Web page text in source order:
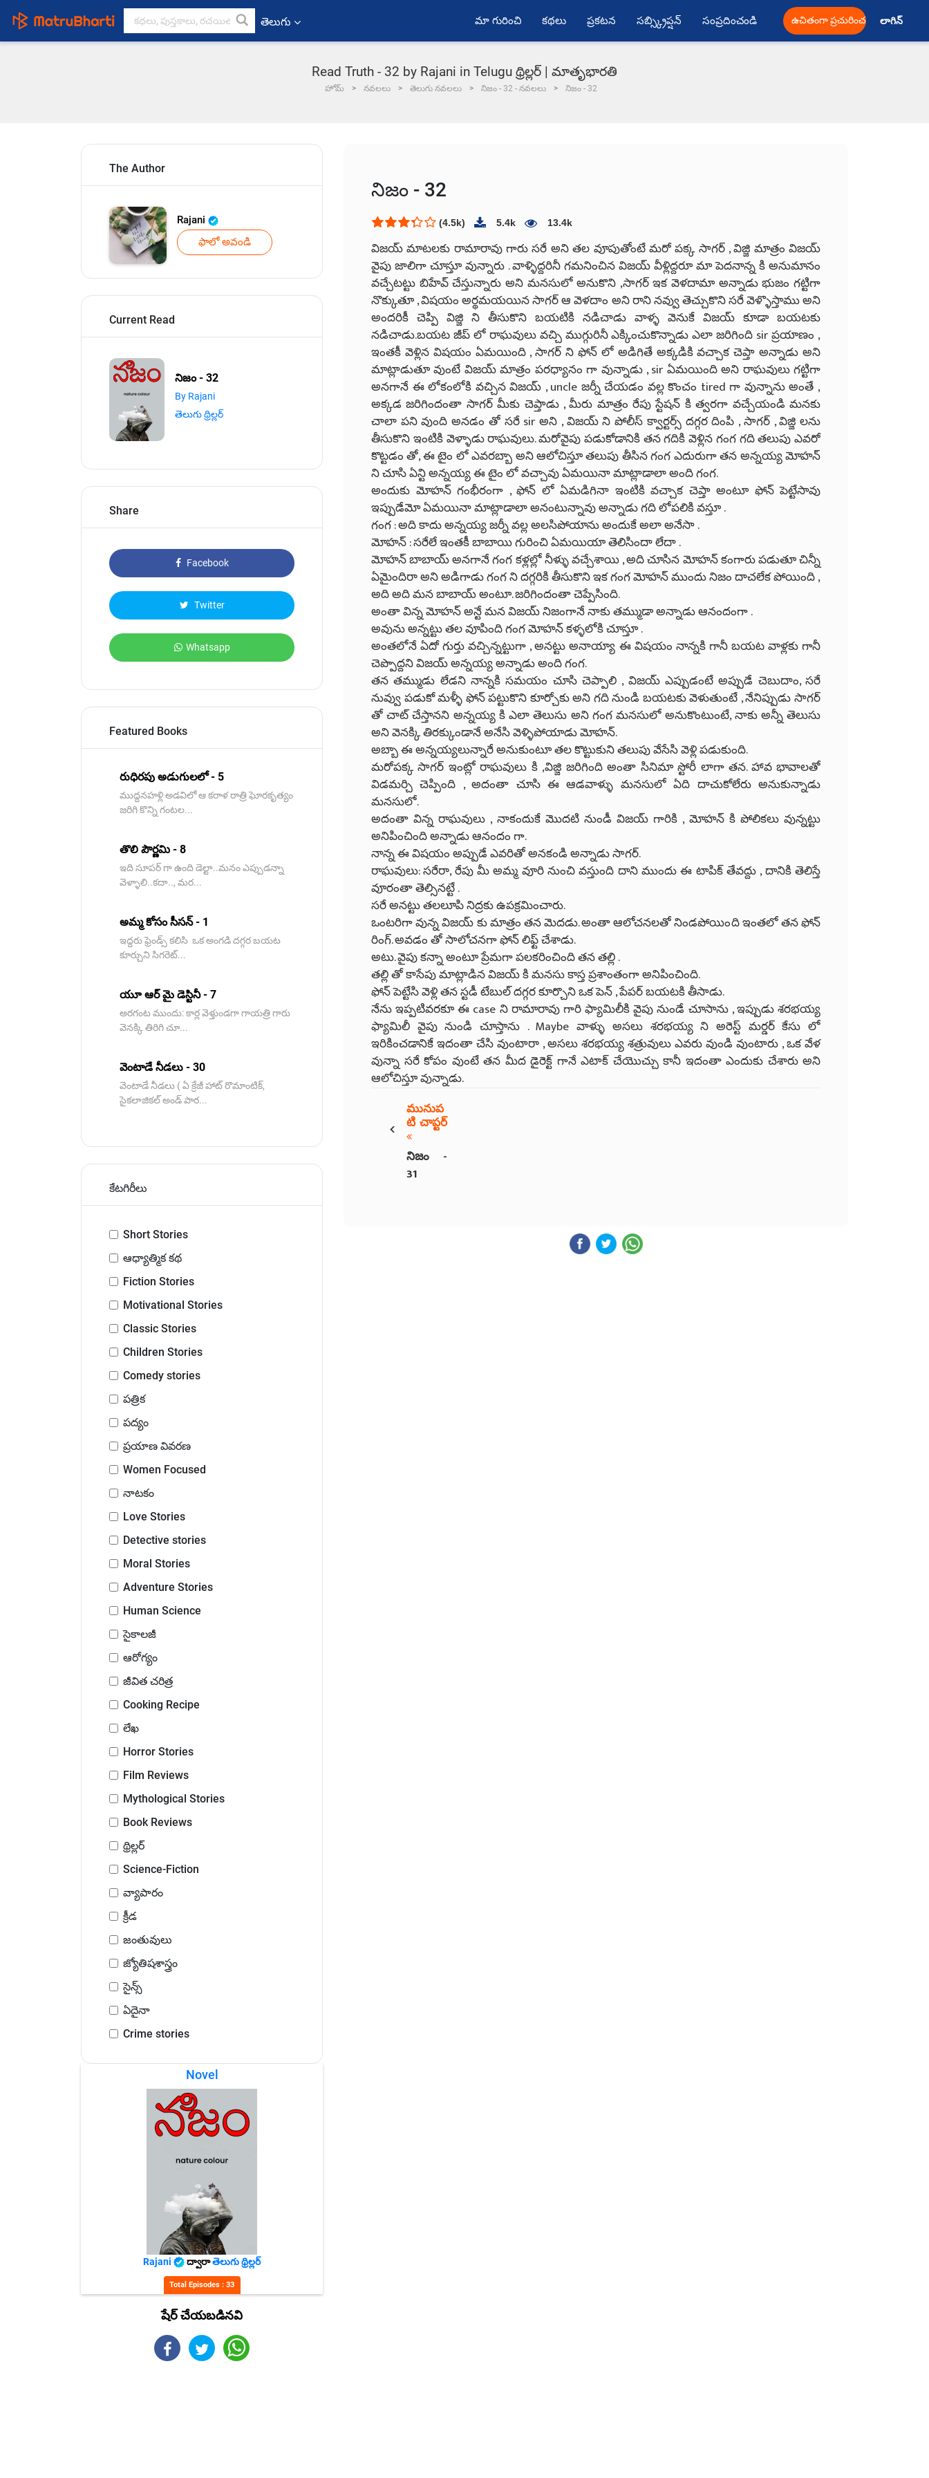
తెలుగు మా గురించి కథలు ప్రకటన సబ్స్క్రిప్షన్ సంప్రదించండి ఉచితంగా ప్రచురించండి లాగిన్
Read Truth - 32 by Rajani in Telugu థ్రిల్లర్ | మాతృభారతి
హోమ్ నవలలు తెలుగు నవలలు నిజం - 32 - నవలలు నిజం - 32
The Author
Rajani
ఫాలో అవండి
Current Read
నిజం - 32
By Rajani
తెలుగు థ్రిల్లర్
Share
Facebook
Twitter
Whatsapp
Featured Books
రుధిరపు అడుగులలో - 5
ముద్దనహళ్లి అడవిలో ఆ కరాళ రాత్రి ఘోరకృత్యం
జరిగి కొన్ని గంటల...
తొలి పౌర్ణమి - 8
ఇది సూపర్ గా ఉంది డెల్టా..మనం ఎప్పుడన్నా
వెళ్ళాలి..కదా.., మర...
అమ్మ కోసం సీసన్ - 1
ఇద్దరు ఫ్రెండ్స్ కలిసి ఒక అంగడి దగ్గర బయట
కూర్చుని సిగరెట్...
యూ ఆర్ మై డెస్టినీ - 7
అరగంట ముందు: కార్ల వెళ్తుండగా గాయత్రి గారు
వెనక్కి తిరిగి చూ...
వెంటాడే నీడలు - 30
వెంటాడే నీడలు ( ఏ క్రేజీ హాట్ రొమాంటిక్,
సైకలాజికల్ అండ్ పార...
కేటగిరీలు
Short Stories
ఆధ్యాత్మిక కథ
Fiction Stories
Motivational Stories
Classic Stories
Children Stories
Comedy stories
పత్రిక
పద్యం
ప్రయాణ వివరణ
Women Focused
నాటకం
Love Stories
Detective stories
Moral Stories
Adventure Stories
Human Science
సైకాలజీ
ఆరోగ్యం
జీవిత చరిత్ర
Cooking Recipe
లేఖ
Horror Stories
Film Reviews
Mythological Stories
Book Reviews
థ్రిల్లర్
Science-Fiction
వ్యాపారం
క్రీడ
జంతువులు
జ్యోతిషశాస్త్రం
సైన్స్
ఏదైనా
Crime stories
Novel
Rajani ద్వారాతెలుగు థ్రిల్లర్
Total Episodes : 33
షేర్ చేయబడినవి
నిజం - 32
(4.5k) 5.4k 13.4k
విజయ్ మాటలకు రామారావు గారు సరే అని తల వూపుతోంటే మరో పక్క సాగర్ , విజ్జి మాత్రం విజయ్
వైపు జాలిగా చూస్తూ వున్నారు . వాళ్ళిద్దరినీ గమనించిన విజయ్ వీళ్లిద్దరూ మా పెదనాన్న కి అనుమానం
వచ్చేటట్టు బిహేవ్ చేస్తున్నారు అని మనసులో అనుకొని ,సాగర్ ఇక వెళదామా అన్నాడు భుజం గట్టిగా
నొక్కుతూ , విషయం అర్థమయయిన సాగర్ ఆ వెళదాం అని రాని నవ్వు తెచ్చుకొని సరే వెళ్ళొస్తాము అని
అందరికీ చెప్పి విజ్జి ని తీసుకొని బయటికి నడిచాడు వాళ్ళ వెనుకే విజయ్ కూడా బయటకు
నడిచాడు.బయట జీప్ లో రాఘవులు వచ్చి ముగ్గురినీ ఎక్కించుకొన్నాడు ఎలా జరిగింది sir ప్రయాణం ,
ఇంతకీ వెళ్లిన విషయం ఏమయింది , సాగర్ ని ఫోన్ లో అడిగితే అక్కడికి వచ్చాక చెప్తా అన్నాడు అని
మాట్లాడుతూ వుంటే విజయ్ మాత్రం పరధ్యానం గా వున్నాడు , sir ఏమయింది అని రాఘవులు గట్టిగా
అనగానే ఈ లోకంలోకి వచ్చిన విజయ్ , uncle జర్నీ చేయడం వల్ల కొంచం tired గా వున్నాను అంతే ,
అక్కడ జరిగిందంతా సాగర్ మీకు చెప్తాడు , మీరు మాత్రం రేపు స్టేషన్ కి త్వరగా వచ్చేయండి మనకు
చాలా పని వుంది అనడం తో సరే sir అని , విజయ్ ని పోలీస్ క్వార్టర్స్ దగ్గర దింపి , సాగర్ , విజ్జి లను
తీసుకొని ఇంటికి వెళ్ళాడు రాఘవులు.మరోవైపు పడుకోడానికి తన గదికి వెళ్లిన గంగ గది తలుపు ఎవరో
కొట్టడం తో, ఈ టైం లో ఎవరబ్బా అని ఆలోచిస్తూ తలుపు తీసిన గంగ ఎదురుగా తన అన్నయ్య మోహన్
ని చూసి ఏన్టి అన్నయ్య ఈ టైం లో వచ్చావు ఏమయినా మాట్లాడాలా అంది గంగ.
అందుకు మోహన్ గంభీరంగా , ఫోన్ లో ఏమడిగినా ఇంటికి వచ్చాక చెప్తా అంటూ ఫోన్ పెట్టేసావు
ఇప్పుడేమో ఏమయినా మాట్లాడాలా అనంటున్నావు అన్నాడు గది లోపలికి వస్తూ .
గంగ : అది కాదు అన్నయ్య జర్నీ వల్ల అలసిపోయాను అందుకే అలా అనేసా .
మోహన్ : సరేలే ఇంతకీ బాబాయి గురించి ఏమయియా తెలిసిందా లేదా .
మోహన్ బాబాయ్ అనగానే గంగ కళ్లల్లో నీళ్ళు వచ్చేశాయి , అది చూసిన మోహన్ కంగారు పడుతూ చిన్నీ
ఏమైందిరా అని అడిగాడు గంగ ని దగ్గరికి తీసుకొని ఇక గంగ మోహన్ ముందు నిజం దాచలేక పోయింది ,
అది అది మన బాబాయ్ అంటూ. జరిగిందంతా చెప్పేసింది.
అంతా విన్న మోహన్ అన్టే మన విజయ్ నిజంగానే నాకు తమ్ముడా అన్నాడు ఆనందంగా .
అవును అన్నట్టు తల వూపింది గంగ మోహన్ కళ్ళలోకి చూస్తూ .
అంతలోనే ఏదో గుర్తు వచ్చిన్నట్టుగా , అనట్టు అనాయ్యా ఈ విషయం నాన్నకి గానీ బయట వాళ్లకు గానీ
చెప్పొద్దని విజయ్ అన్నయ్య అన్నాడు అంది గంగ.
తన తమ్ముడు లేడని నాన్నకి సమయం చూసి చెప్పాలి , విజయ్ ఎప్పుడంటే అప్పుడే చెబుదాం, సరే
నువ్వు పడుకో మళ్ళీ ఫోన్ పట్టుకొని కూర్చోకు అని గది నుండి బయటకు వెళుతుంటే , నేనిప్పుడు సాగర్
తో చాట్ చేస్తానని అన్నయ్య కి ఎలా తెలుసు అని గంగ మనసులో అనుకొంటుంటే, నాకు అన్నీ తెలుసు
అని వెనక్కి తిరక్కుండానే అనేసి వెళ్ళిపోయాడు మోహన్.
అబ్బా ఈ అన్నయ్యలున్నారే అనుకుంటూ తల కొట్టుకుని తలుపు వేసేసి వెళ్లి పడుకుంది.
మరోపక్క సాగర్ ఇంట్లో రాఘవులు కి ,విజ్జి జరిగింది అంతా సినిమా స్టోరీ లాగా తన. హావ భావాలతో
విడమర్చి చెప్పింది , అదంతా చూసి ఈ ఆడవాళ్ళు మనసులో ఏది దాచుకోలేరు అనుకున్నాడు
మనసులో.
అదంతా విన్న రాఘవులు , నాకందుకే మొదటి నుండీ విజయ్ గారికి , మోహన్ కి పోలికలు వున్నట్టు
అనిపించింది అన్నాడు ఆనందం గా.
నాన్న ఈ విషయం అప్పుడే ఎవరితో అనకండి అన్నాడు సాగర్.
రాఘవులు: సరేరా, రేపు మీ అమ్మ వూరి నుంచి వస్తుంది దాని ముందు ఈ టాపిక్ తేవద్దు , దానికి తెలిస్తే
వూరంతా తెల్సినట్టే .
సరే అనట్టు తలలూపి నిద్రకు ఉపక్రమించారు.
ఒంటరిగా వున్న విజయ్ కు మాత్రం తన మెదడు. అంతా ఆలోచనలతో నిండపోయింది ఇంతలో తన ఫోన్
రింగ్. అవడం తో సాలోచనగా ఫోన్ లిఫ్ట్ చేశాడు.
అటు. వైపు కన్నా అంటూ ప్రేమగా పలకరించింది తన తల్లి .
తల్లి తో కాసేపు మాట్లాడిన విజయ్ కి మనసు కాస్త ప్రశాంతంగా అనిపించింది.
ఫోన్ పెట్టేసి వెళ్లి తన స్టడీ టేబుల్ దగ్గర కూర్చొని ఒక పెన్ , పేపర్ బయటకి తీసాడు.
నేను ఇప్పటివరకూ ఈ case ని రామారావు గారి ఫ్యామిలీకి వైపు నుండే చూసాను , ఇప్పుడు శరభయ్య
ఫ్యామిలీ వైపు నుండి చూస్తాను . Maybe వాళ్ళు అసలు శరభయ్య ని అరెస్ట్ మర్డర్ కేసు లో
ఇరికించడానికే ఇదంతా చేసి వుంటారా , అసలు శరభయ్య శత్రువులు ఎవరు వుండి వుంటారు , ఒక వేళ
వున్నా సరే కోపం వుంటే తన మీద డైరెక్ట్ గానే ఎటాక్ చేయొచ్చు కానీ ఇదంతా ఎందుకు చేశారు అని
ఆలోచిస్తూ వున్నాడు.
‹
మునుప
టి చాప్టర్
నిజం -
31